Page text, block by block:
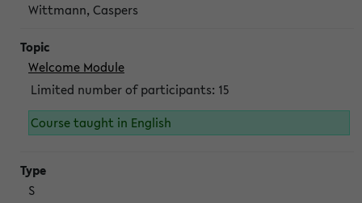
Wittmann, Caspers
Welcome Module
Limited number of participants: 15
Course taught in English
S